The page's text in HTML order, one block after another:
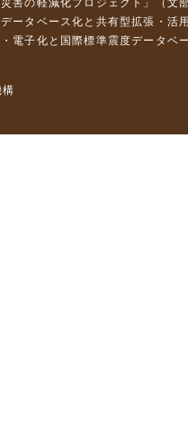
害の軽減化プロジェクト」（
データベース化と共有型拡張・
・電子化と国際標準震度データ